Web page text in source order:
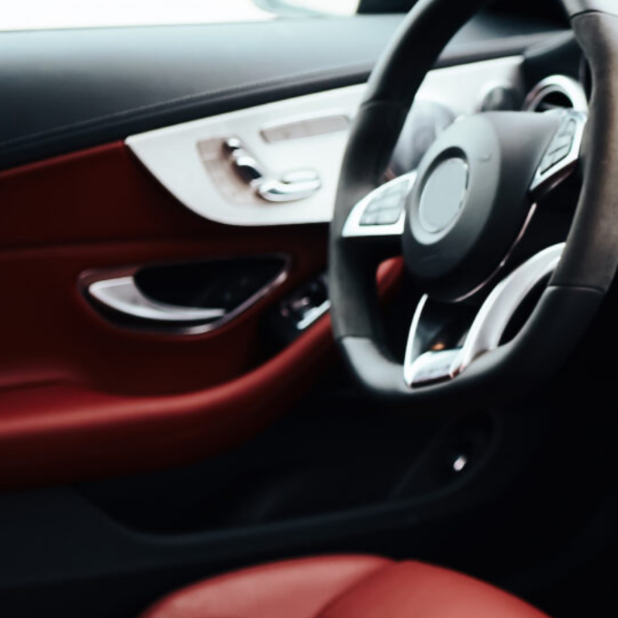
IN DER AUTOMOBILINDUSTRIE:
SICH DIE NEUEN EUROPÄISCHEN
MITHILFE VON RECYCELTEN
VORWEGNEHMEN?